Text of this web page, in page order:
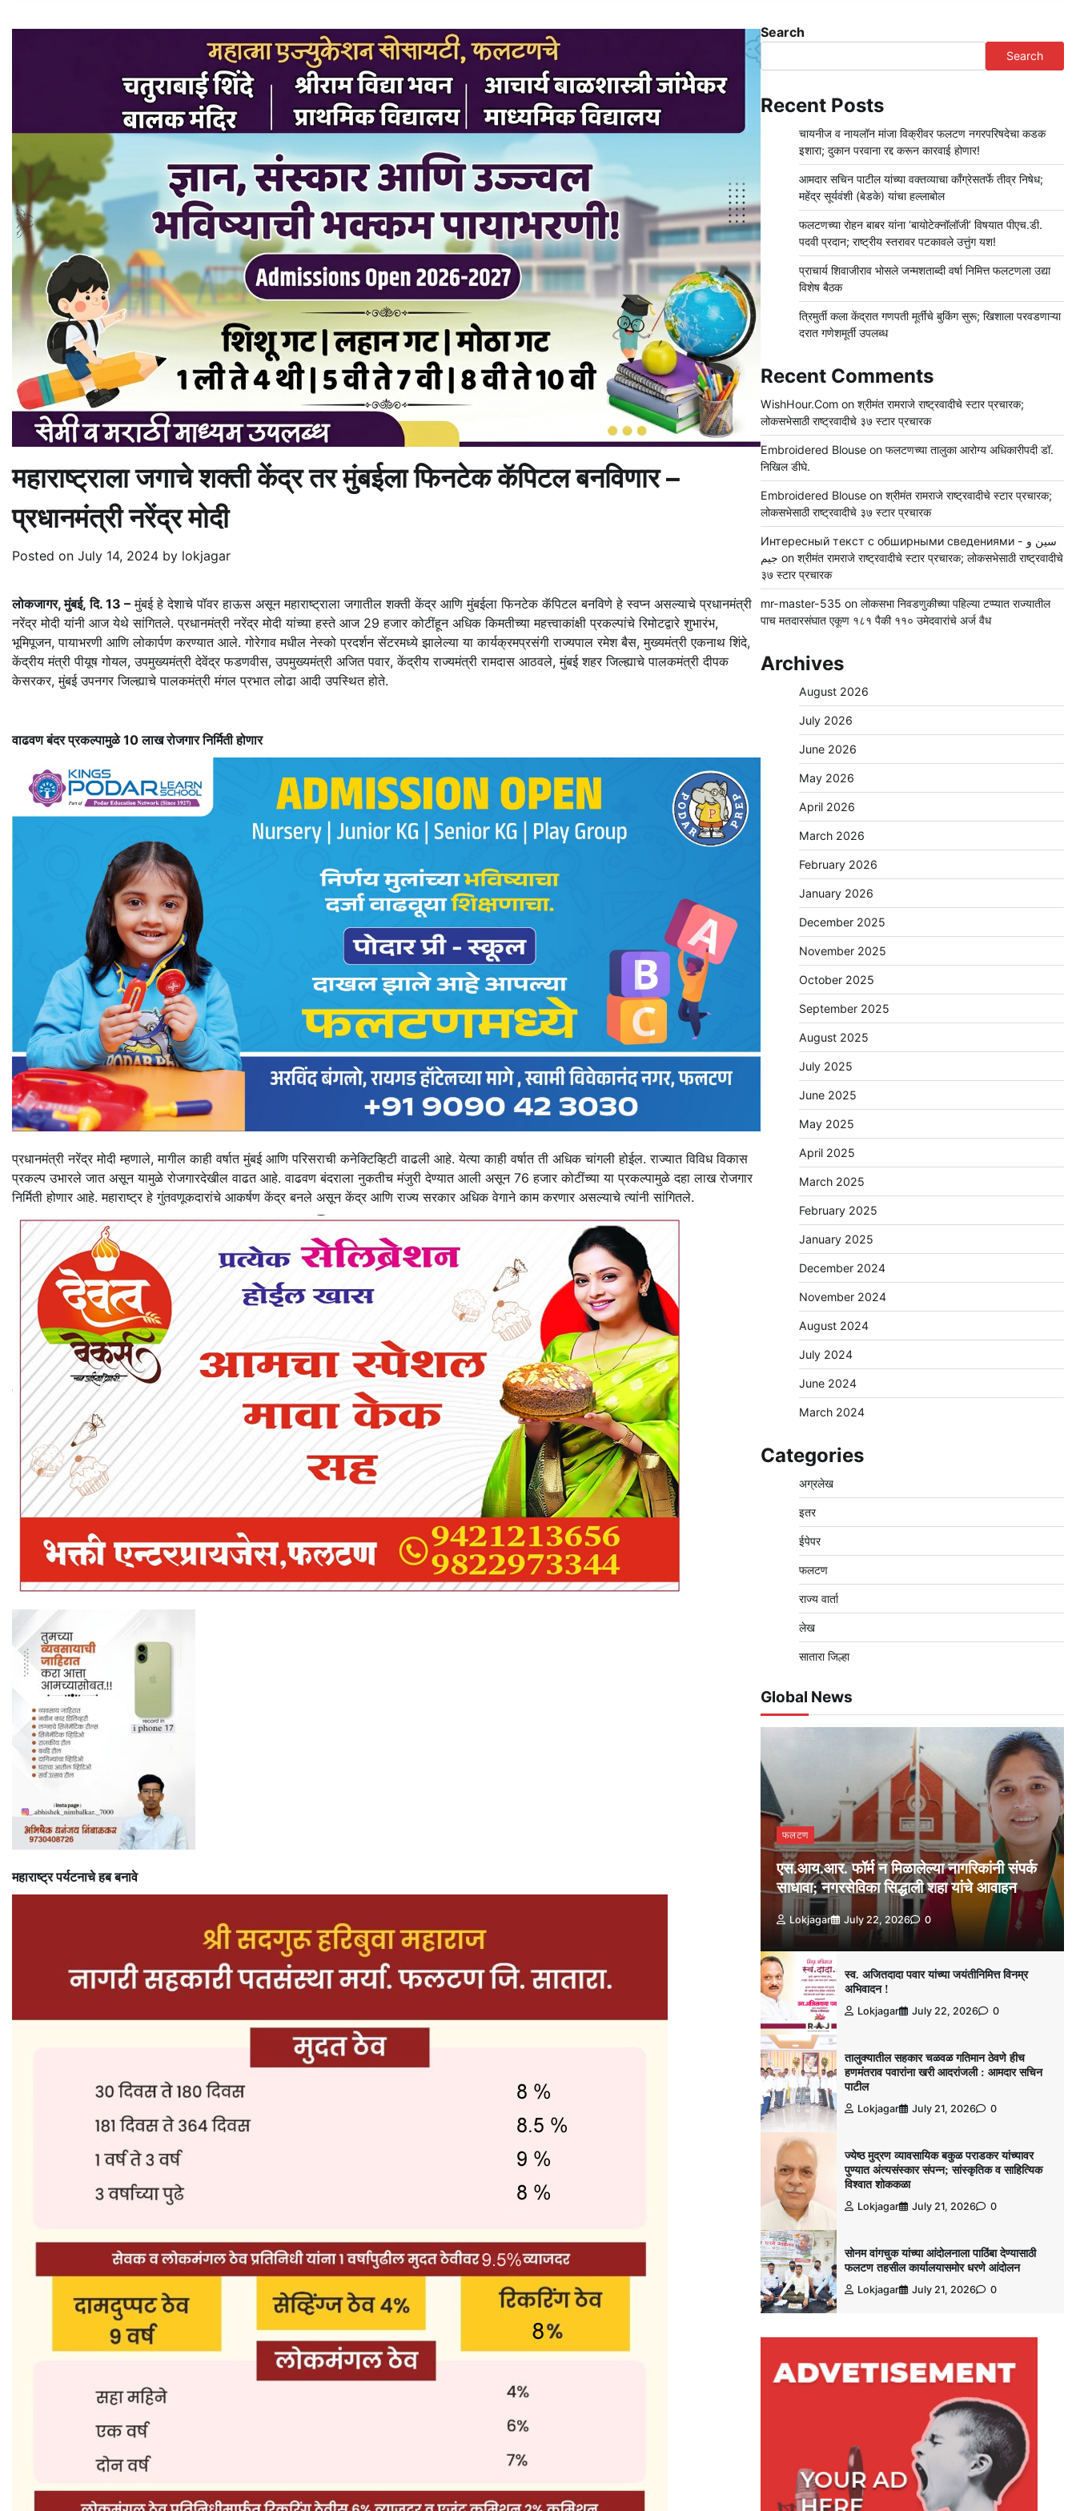
महाराष्ट्राला जगाचे शक्ती केंद्र तर मुंबईला फिनटेक कॅपिटल बनविणार –
प्रधानमंत्री नरेंद्र मोदी
Posted on July 14, 2024 by lokjagar
लोकजागर, मुंबई, दि. 13 – मुंबई हे देशाचे पॉवर हाऊस असून महाराष्ट्राला जगातील शक्ती केंद्र आणि मुंबईला फिनटेक कॅपिटल बनविणे हे स्वप्न असल्याचे प्रधानमंत्री
नरेंद्र मोदी यांनी आज येथे सांगितले. प्रधानमंत्री नरेंद्र मोदी यांच्या हस्ते आज 29 हजार कोटींहून अधिक किमतीच्या महत्त्वाकांक्षी प्रकल्पांचे रिमोटद्वारे शुभारंभ,
भूमिपूजन, पायाभरणी आणि लोकार्पण करण्यात आले. गोरेगाव मधील नेस्को प्रदर्शन सेंटरमध्ये झालेल्या या कार्यक्रमप्रसंगी राज्यपाल रमेश बैस, मुख्यमंत्री एकनाथ शिंदे,
केंद्रीय मंत्री पीयूष गोयल, उपमुख्यमंत्री देवेंद्र फडणवीस, उपमुख्यमंत्री अजित पवार, केंद्रीय राज्यमंत्री रामदास आठवले, मुंबई शहर जिल्ह्याचे पालकमंत्री दीपक
केसरकर, मुंबई उपनगर जिल्ह्याचे पालकमंत्री मंगल प्रभात लोढा आदी उपस्थित होते.
वाढवण बंदर प्रकल्पामुळे 10 लाख रोजगार निर्मिती होणार
प्रधानमंत्री नरेंद्र मोदी म्हणाले, मागील काही वर्षात मुंबई आणि परिसराची कनेक्टिव्हिटी वाढली आहे. येत्या काही वर्षात ती अधिक चांगली होईल. राज्यात विविध विकास
प्रकल्प उभारले जात असून यामुळे रोजगारदेखील वाढत आहे. वाढवण बंदराला नुकतीच मंजुरी देण्यात आली असून 76 हजार कोटींच्या या प्रकल्पामुळे दहा लाख रोजगार
निर्मिती होणार आहे. महाराष्ट्र हे गुंतवणूकदारांचे आकर्षण केंद्र बनले असून केंद्र आणि राज्य सरकार अधिक वेगाने काम करणार असल्याचे त्यांनी सांगितले.
महाराष्ट्र पर्यटनाचे हब बनावे
Search
Search
Recent Posts
चायनीज व नायलॉन मांजा विक्रीवर फलटण नगरपरिषदेचा कडक
इशारा; दुकान परवाना रद्द करून कारवाई होणार!
आमदार सचिन पाटील यांच्या वक्तव्याचा काँग्रेसतर्फे तीव्र निषेध;
महेंद्र सूर्यवंशी (बेडके) यांचा हल्लाबोल
फलटणच्या रोहन बाबर यांना ‘बायोटेक्नॉलॉजी’ विषयात पीएच.डी.
पदवी प्रदान; राष्ट्रीय स्तरावर पटकावले उत्तुंग यश!
प्राचार्य शिवाजीराव भोसले जन्मशताब्दी वर्षा निमित्त फलटणला उद्या
विशेष बैठक
त्रिमुर्ती कला केंद्रात गणपती मूर्तींचे बुकिंग सुरू; खिशाला परवडणाऱ्या
दरात गणेशमूर्ती उपलब्ध
Recent Comments
WishHour.Comon श्रीमंत रामराजे राष्ट्रवादीचे स्टार प्रचारक;
लोकसभेसाठी राष्ट्रवादीचे ३७ स्टार प्रचारक
Embroidered Blouseon फलटणच्या तालुका आरोग्य अधिकारीपदी डॉ.
निखिल डीघे.
Embroidered Blouseon श्रीमंत रामराजे राष्ट्रवादीचे स्टार प्रचारक;
लोकसभेसाठी राष्ट्रवादीचे ३७ स्टार प्रचारक
Интересный текст с обширными сведениями - سين و
جيم on श्रीमंत रामराजे राष्ट्रवादीचे स्टार प्रचारक; लोकसभेसाठी राष्ट्रवादीचे
३७ स्टार प्रचारक
mr-master-535 on लोकसभा निवडणुकीच्या पहिल्या टप्प्यात राज्यातील
पाच मतदारसंघात एकूण १८१ पैकी ११० उमेदवारांचे अर्ज वैध
Archives
August 2026
July 2026
June 2026
May 2026
April 2026
March 2026
February 2026
January 2026
December 2025
November 2025
October 2025
September 2025
August 2025
July 2025
June 2025
May 2025
April 2025
March 2025
February 2025
January 2025
December 2024
November 2024
August 2024
July 2024
June 2024
March 2024
Categories
अग्रलेख
इतर
ईपेपर
फलटण
राज्य वार्ता
लेख
सातारा जिल्हा
Global News
फलटण
एस.आय.आर. फॉर्म न मिळालेल्या नागरिकांनी संपर्क
साधावा; नगरसेविका सिद्धाली शहा यांचे आवाहन
Lokjagar July 22, 2026 0
स्व. अजितदादा पवार यांच्या जयंतीनिमित्त विनम्र
अभिवादन !
Lokjagar July 22, 2026 0
तालुक्यातील सहकार चळवळ गतिमान ठेवणे हीच
हणमंतराव पवारांना खरी आदरांजली : आमदार सचिन
पाटील
Lokjagar July 21, 2026 0
ज्येष्ठ मुद्रण व्यावसायिक बकुळ पराडकर यांच्यावर
पुण्यात अंत्यसंस्कार संपन्न; सांस्कृतिक व साहित्यिक
विश्‍वात शोककळा
Lokjagar July 21, 2026 0
सोनम वांगचुक यांच्या आंदोलनाला पाठिंबा देण्यासाठी
फलटण तहसील कार्यालयासमोर धरणे आंदोलन
Lokjagar July 21, 2026 0